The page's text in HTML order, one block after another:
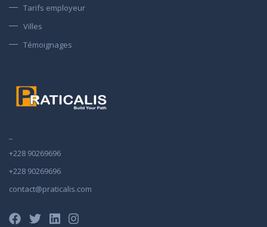
Tarifs employeur
Villes
Témoignages
+228 90269696
+228 90269696
contact@praticalis.com